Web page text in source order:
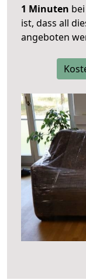
1 Minuten
ist, dass all
angeboten